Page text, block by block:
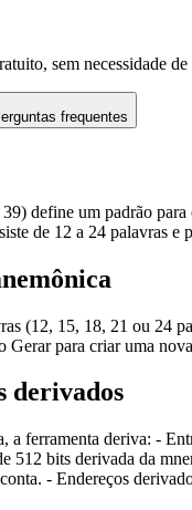
sem necessidade
frequentes
define um padrão para
de 12 a 24 palavras
(12, 15, 18, 21 ou 24
para criar uma
derivados
a ferramenta deriva: -
512 bits derivada da
- Endereços